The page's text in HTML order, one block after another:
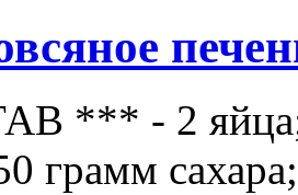
*** - 2 яйца;
грамм сахара;